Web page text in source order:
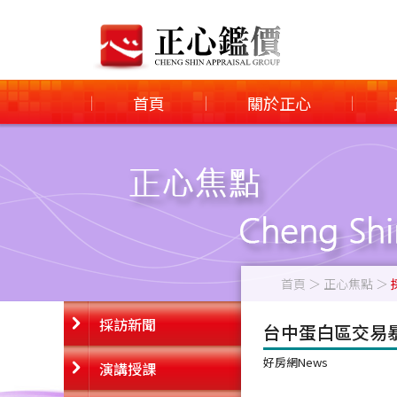
| 首頁 | 關於正心 |
採訪新聞
演講授課
首頁 ＞ 正心焦點 ＞
台中蛋白區交易
好房網News